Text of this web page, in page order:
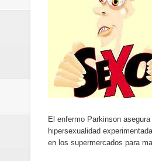
del
El enfermo Parkinson
hipersexualidad
en los supermercados para